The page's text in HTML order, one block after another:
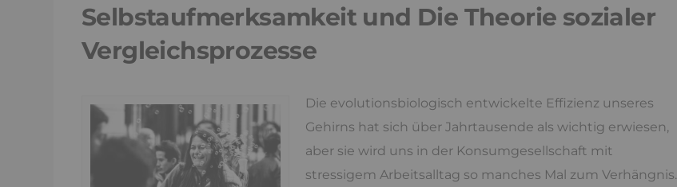
Selbstaufmerksamkeit und Die Theorie sozialer
Vergleichsprozesse
Die evolutionsbiologisch entwickelte Effizienz unseres
Gehirns hat sich über Jahrtausende als wichtig erwiesen,
aber sie wird uns in der Konsumgesellschaft mit
stressigem Arbeitsalltag so manches Mal zum Verhängnis.